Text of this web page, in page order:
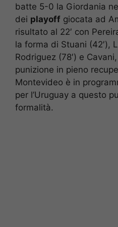
batte 5-0 la Giordania
dei playoff giocata ad
risultato al 22′ con
la forma di Stuani (42′),
Rodriguez (78′) e
punizione in pieno
Montevideo è in
per l’Uruguay a questo
formalità.